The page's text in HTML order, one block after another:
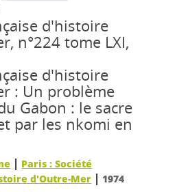
d'histoire
n°224 tome LXI,
d'histoire
: Un problème
Gabon : le sacre
par les nkomi en
| Paris : Société
d'Outre-Mer | 1974